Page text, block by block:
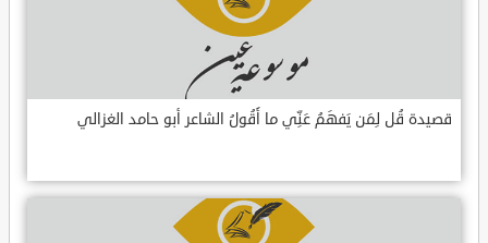
قصيدة قُل لِمَن يَفهَمُ عَنِّي ما أَقُولُ الشاعر أبو حامد الغزالي